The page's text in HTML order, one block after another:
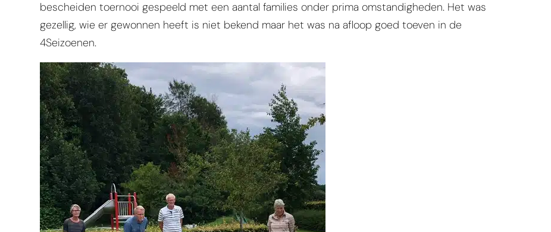
bescheiden toernooi gespeeld met een aantal families onder prima omstandigheden. Het was
gezellig, wie er gewonnen heeft is niet bekend maar het was na afloop goed toeven in de
4Seizoenen.